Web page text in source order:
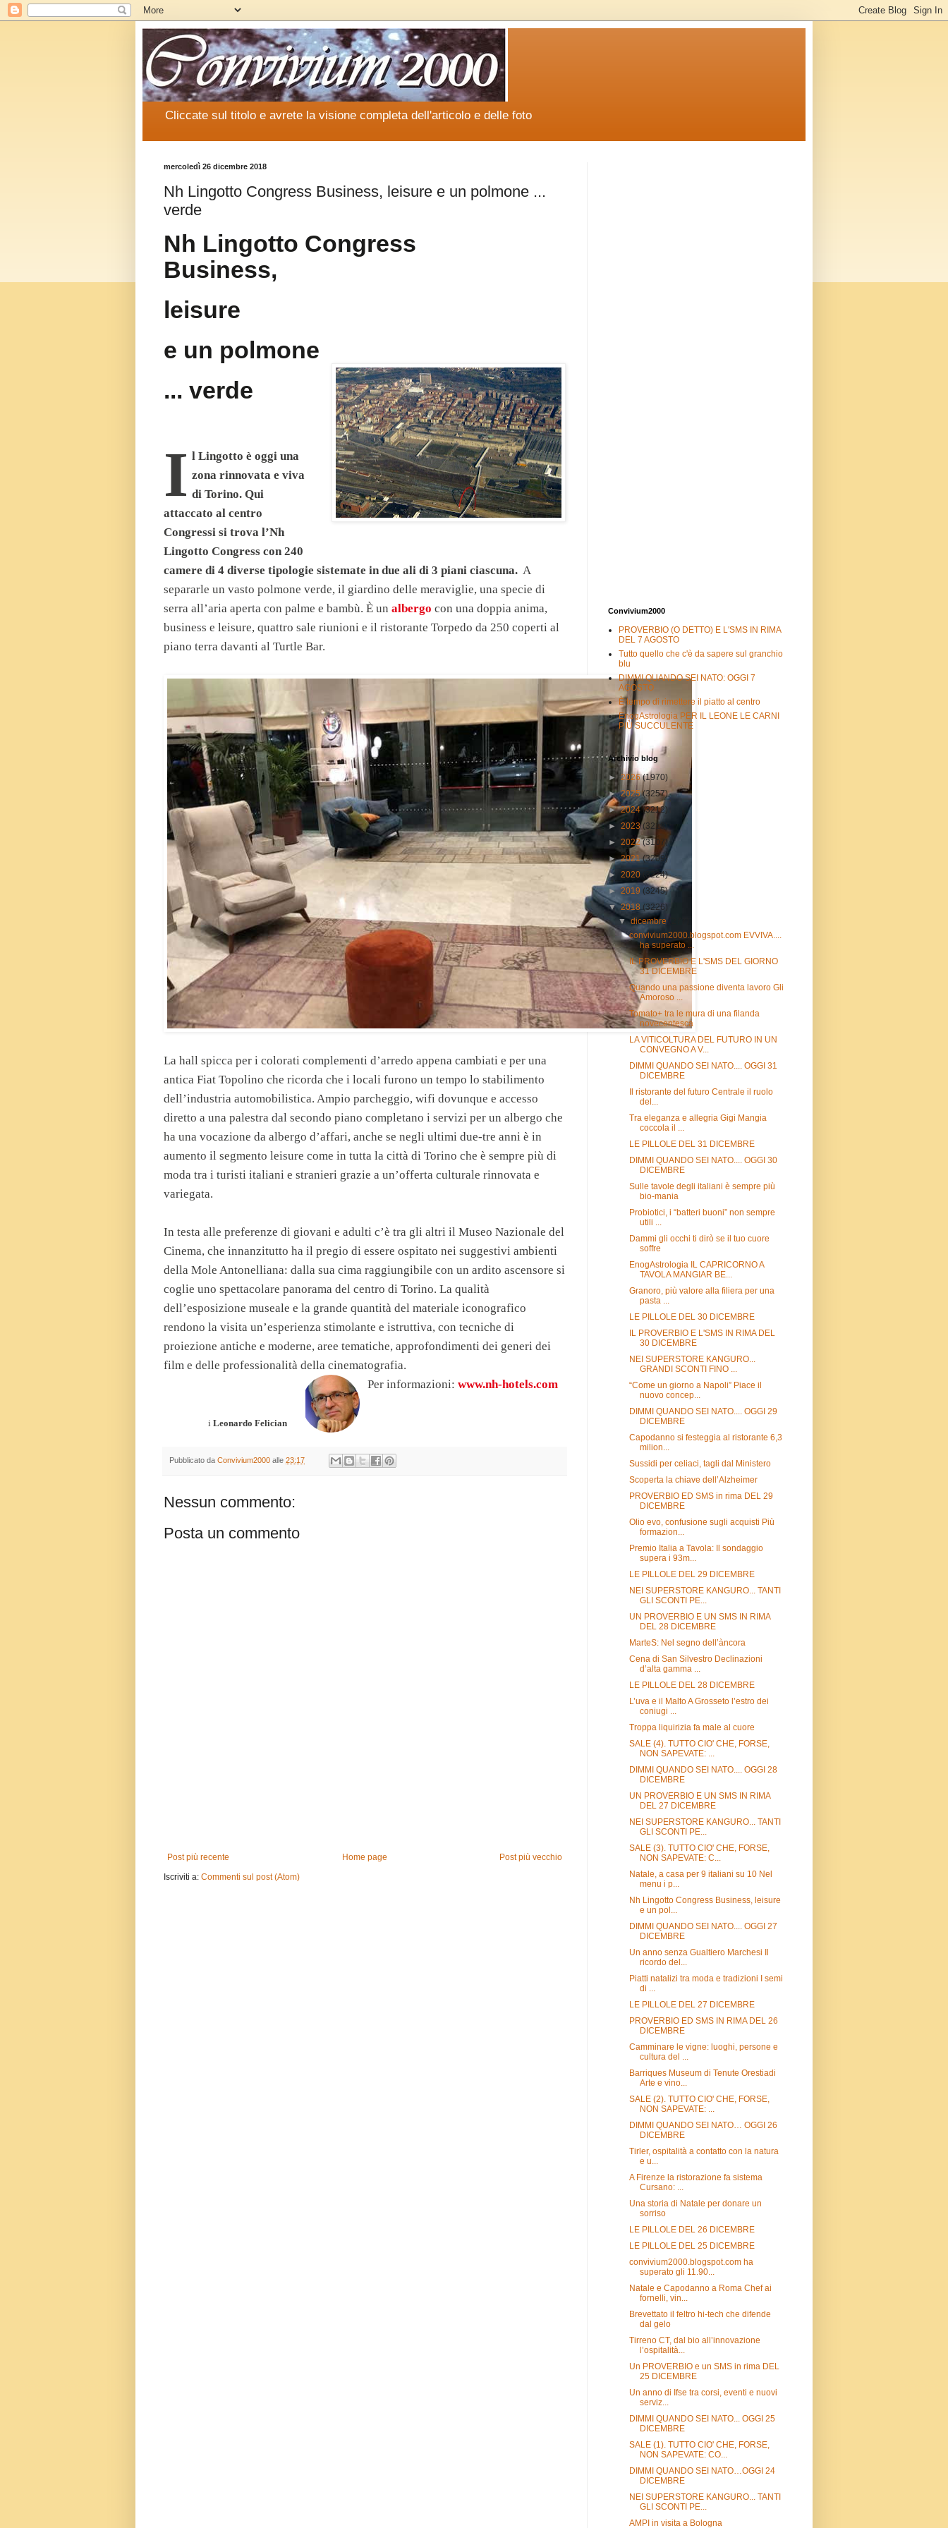
Cliccate sul titolo e avrete la visione completa dell'articolo e delle foto
mercoledì 26 dicembre 2018
Nh Lingotto Congress Business, leisure e un polmone ...
verde
Nh Lingotto Congress
Business,
leisure
e un polmone
... verde
I l Lingotto è oggi una
zona rinnovata e viva
di Torino. Qui
attaccato al centro
Congressi si trova l’Nh
Lingotto Congress con 240
camere di 4 diverse tipologie sistemate in due ali di 3 piani ciascuna. A
separarle un vasto polmone verde, il giardino delle meraviglie, una specie di
serra all’aria aperta con palme e bambù. È un albergo con una doppia anima,
business e leisure, quattro sale riunioni e il ristorante Torpedo da 250 coperti al
piano terra davanti al Turtle Bar.
La hall spicca per i colorati complementi d’arredo appena cambiati e per una
antica Fiat Topolino che ricorda che i locali furono un tempo lo stabilimento
dell’industria automobilistica. Ampio parcheggio, wifi dovunque e accesso
diretto a una palestra dal secondo piano completano i servizi per un albergo che
ha una vocazione da albergo d’affari, anche se negli ultimi due-tre anni è in
aumento il segmento leisure come in tutta la città di Torino che è sempre più di
moda tra i turisti italiani e stranieri grazie a un’offerta culturale rinnovata e
variegata.
In testa alle preferenze di giovani e adulti c’è tra gli altri il Museo Nazionale del
Cinema, che innanzitutto ha il pregio di essere ospitato nei suggestivi ambienti
della Mole Antonelliana: dalla sua cima raggiungibile con un ardito ascensore si
coglie uno spettacolare panorama del centro di Torino. La qualità
dell’esposizione museale e la grande quantità del materiale iconografico
rendono la visita un’esperienza stimolante e istruttiva, con tecniche di
proiezione antiche e moderne, aree tematiche, approfondimenti dei generi dei
film e delle professionalità della cinematografia.
iLeonardo Felician
Per informazioni: www.nh-hotels.com
Pubblicato da Convivium2000 alle 23:17
Nessun commento:
Posta un commento
Post più recente Post più vecchio
Home page
Iscriviti a: Commenti sul post (Atom)
Convivium2000
PROVERBIO (O DETTO) E L'SMS IN RIMA
DEL 7 AGOSTO
Tutto quello che c'è da sapere sul granchio
blu
DIMMI QUANDO SEI NATO: OGGI 7
AGOSTO
È tempo di rimettere il piatto al centro
EnogAstrologia PER IL LEONE LE CARNI
PIÙ SUCCULENTE
Archivio blog
► 2026(1970)
►2025(3257)
►2024(3212)
► 2023(3219)
► 2022(3107)
►2021(3209)
► 2020 (3224)
► 2019 (3245)
▼ 2018(3226)
▼dicembre
convivium2000.blogspot.com EVVIVA....
ha superato ...
IL PROVERBIO E L'SMS DEL GIORNO
31 DICEMBRE
Quando una passione diventa lavoro Gli
Amoroso ...
Tomato+ tra le mura di una filanda
novecentesca
LA VITICOLTURA DEL FUTURO IN UN
CONVEGNO A V...
DIMMI QUANDO SEI NATO.... OGGI 31
DICEMBRE
Il ristorante del futuro Centrale il ruolo
del...
Tra eleganza e allegria Gigi Mangia
coccola il ...
LE PILLOLE DEL 31 DICEMBRE
DIMMI QUANDO SEI NATO.... OGGI 30
DICEMBRE
Sulle tavole degli italiani è sempre più
bio-mania
Probiotici, i “batteri buoni” non sempre
utili ...
Dammi gli occhi ti dirò se il tuo cuore
soffre
EnogAstrologia IL CAPRICORNO A
TAVOLA MANGIAR BE...
Granoro, più valore alla filiera per una
pasta ...
LE PILLOLE DEL 30 DICEMBRE
IL PROVERBIO E L'SMS IN RIMA DEL
30 DICEMBRE
NEI SUPERSTORE KANGURO...
GRANDI SCONTI FINO ...
“Come un giorno a Napoli” Piace il
nuovo concep...
DIMMI QUANDO SEI NATO.... OGGI 29
DICEMBRE
Capodanno si festeggia al ristorante 6,3
milion...
Sussidi per celiaci, tagli dal Ministero
Scoperta la chiave dell’Alzheimer
PROVERBIO ED SMS in rima DEL 29
DICEMBRE
Olio evo, confusione sugli acquisti Più
formazion...
Premio Italia a Tavola: Il sondaggio
supera i 93m...
LE PILLOLE DEL 29 DICEMBRE
NEI SUPERSTORE KANGURO... TANTI
GLI SCONTI PE...
UN PROVERBIO E UN SMS IN RIMA
DEL 28 DICEMBRE
MarteS: Nel segno dell’àncora
Cena di San Silvestro Declinazioni
d’alta gamma ...
LE PILLOLE DEL 28 DICEMBRE
L’uva e il Malto A Grosseto l’estro dei
coniugi ...
Troppa liquirizia fa male al cuore
SALE (4). TUTTO CIO' CHE, FORSE,
NON SAPEVATE: ...
DIMMI QUANDO SEI NATO.... OGGI 28
DICEMBRE
UN PROVERBIO E UN SMS IN RIMA
DEL 27 DICEMBRE
NEI SUPERSTORE KANGURO... TANTI
GLI SCONTI PE...
SALE (3). TUTTO CIO' CHE, FORSE,
NON SAPEVATE: C...
Natale, a casa per 9 italiani su 10 Nel
menu i p...
Nh Lingotto Congress Business, leisure
e un pol...
DIMMI QUANDO SEI NATO.... OGGI 27
DICEMBRE
Un anno senza Gualtiero Marchesi Il
ricordo del...
Piatti natalizi tra moda e tradizioni I semi
di ...
LE PILLOLE DEL 27 DICEMBRE
PROVERBIO ED SMS IN RIMA DEL 26
DICEMBRE
Camminare le vigne: luoghi, persone e
cultura del ...
Barriques Museum di Tenute Orestiadi
Arte e vino...
SALE (2). TUTTO CIO' CHE, FORSE,
NON SAPEVATE: ...
DIMMI QUANDO SEI NATO… OGGI 26
DICEMBRE
Tirler, ospitalità a contatto con la natura
e u...
A Firenze la ristorazione fa sistema
Cursano: ...
Una storia di Natale per donare un
sorriso
LE PILLOLE DEL 26 DICEMBRE
LE PILLOLE DEL 25 DICEMBRE
convivium2000.blogspot.com ha
superato gli 11.90...
Natale e Capodanno a Roma Chef ai
fornelli, vin...
Brevettato il feltro hi-tech che difende
dal gelo
Tirreno CT, dal bio all’innovazione
l’ospitalità...
Un PROVERBIO e un SMS in rima DEL
25 DICEMBRE
Un anno di Ifse tra corsi, eventi e nuovi
serviz...
DIMMI QUANDO SEI NATO... OGGI 25
DICEMBRE
SALE (1). TUTTO CIO' CHE, FORSE,
NON SAPEVATE: CO...
DIMMI QUANDO SEI NATO…OGGI 24
DICEMBRE
NEI SUPERSTORE KANGURO... TANTI
GLI SCONTI PE...
AMPI in visita a Bologna